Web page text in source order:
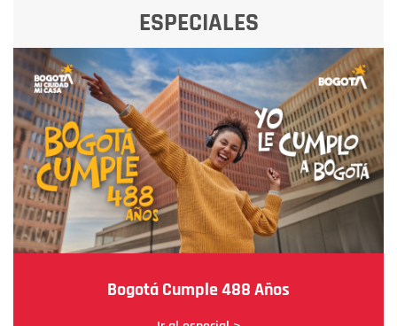
ESPECIALES
Bogotá Cumple 488 Años